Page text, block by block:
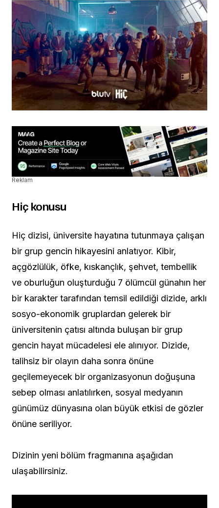
Reklam
Hiç konusu
Hiç dizisi, üniversite hayatına tutunmaya çalışan
bir grup gencin hikayesini anlatıyor. Kibir,
açgözlülük, öfke, kıskançlık, şehvet, tembellik
ve oburluğun oluşturduğu 7 ölümcül günahın her
bir karakter tarafından temsil edildiği dizide, arklı
sosyo-ekonomik gruplardan gelerek bir
üniversitenin çatısı altında buluşan bir grup
gencin hayat mücadelesi ele alınıyor. Dizide,
talihsiz bir olayın daha sonra önüne
geçilemeyecek bir organizasyonun doğuşuna
sebep olması anlatılırken, sosyal medyanın
günümüz dünyasına olan büyük etkisi de gözler
önüne seriliyor.
Dizinin yeni bölüm fragmanına aşağıdan
ulaşabilirsiniz.